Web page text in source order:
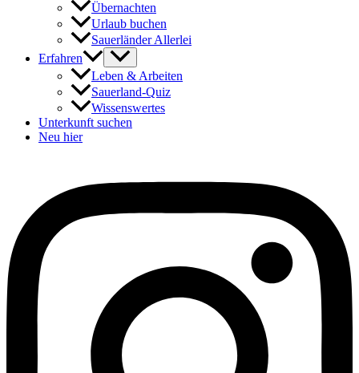
Übernachten
Urlaub buchen
Sauerländer Allerlei
Erfahren
Leben & Arbeiten
Sauerland-Quiz
Wissenswertes
Unterkunft suchen
Neu hier